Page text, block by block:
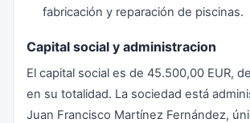
fabricación y reparación de piscinas.
Capital social y administracion
El capital social es de 45.500,00 EUR,
en su totalidad. La sociedad está
Juan Francisco Martínez Fernández,